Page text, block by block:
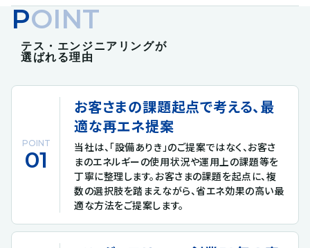
POINT
テス・エンジニアリングが
選ばれる理由
POINT
お客さまの課題起点で考える、最
適な再エネ提案
当社は、「設備ありき」のご提案ではなく、お客さ
まのエネルギーの使用状況や運用上の課題等を
丁寧に整理します。お客さまの課題を起点に、複
数の選択肢を踏まえながら、省エネ効果の高い最
適な方法をご提案します。